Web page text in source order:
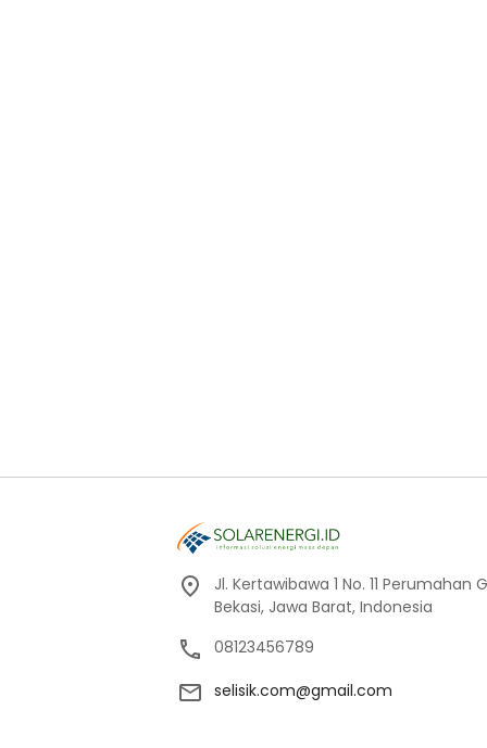
Jl. Kertawibawa 1 No. 11 Perumahan
Bekasi, Jawa Barat, Indonesia
08123456789
selisik.com@gmail.com